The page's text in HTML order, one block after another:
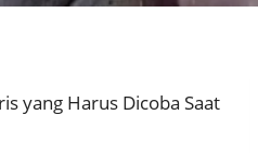
yang Harus Dicoba Saat